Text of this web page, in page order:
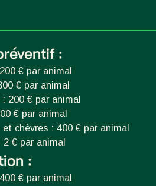
:
€ par animal
€ par animal
: 200 € par animal
€ par animal
et chèvres : 400 € par animal
2 € par animal
:
€ par animal